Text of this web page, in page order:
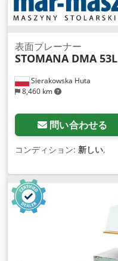
Sierakowska Huta
8,460 km
表面プレーナー
STOMANA DMA 53L
問い合わせる
コンディション: 新しい,